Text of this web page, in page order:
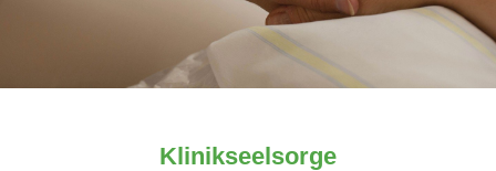
Klinikseelsorge